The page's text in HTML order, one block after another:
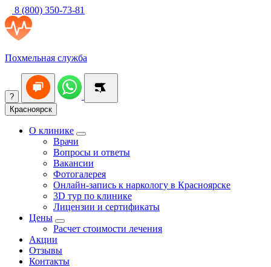
8 (800) 350-73-81
Похмельная служба
?
Красноярск
О клинике
Врачи
Вопросы и ответы
Вакансии
Фотогалерея
Онлайн-запись к наркологу в Красноярске
3D тур по клинике
Лицензии и сертификаты
Цены
Расчет стоимости лечения
Акции
Отзывы
Контакты